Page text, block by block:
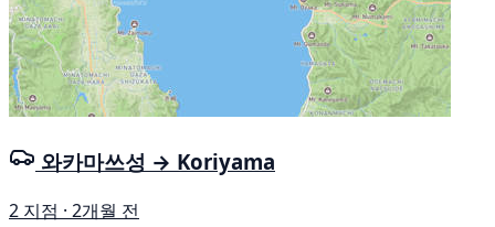
와카마쓰성 → Koriyama
2 지점 · 2개월 전